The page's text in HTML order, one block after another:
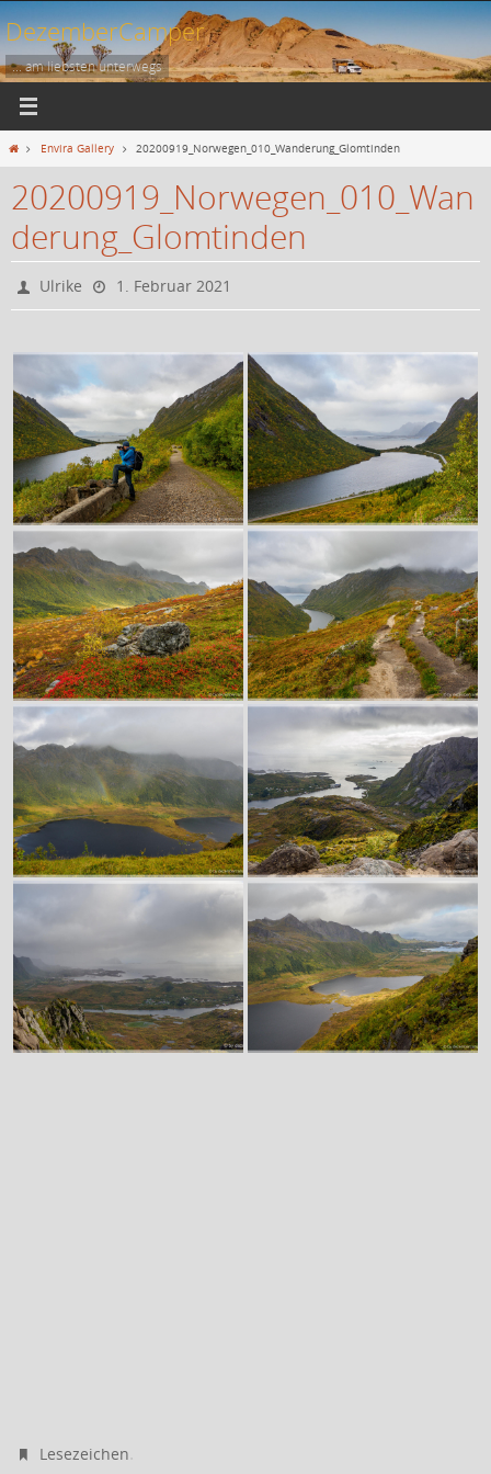
Zum
Inhalt
springen
DezemberCamper
... am liebsten unterwegs
StartEnvira Gallery 20200919_Norwegen_010_Wanderung_Glomtinden
20200919_Norwegen_010_Wan
derung_Glomtinden
Ulrike 1. Februar 2021
Lesezeichen.